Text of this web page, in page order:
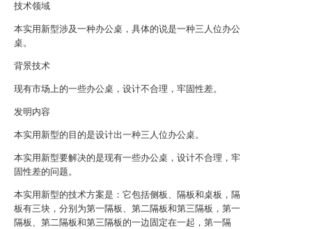
技术领域
本实用新型涉及一种办公桌，具体的说是一种三人位办公
桌。
背景技术
现有市场上的一些办公桌，设计不合理，牢固性差。
发明内容
本实用新型的目的是设计出一种三人位办公桌。
本实用新型要解决的是现有一些办公桌，设计不合理，牢
固性差的问题。
本实用新型的技术方案是：它包括侧板、隔板和桌板，隔
板有三块，分别为第一隔板、第二隔板和第三隔板，第一
隔板、第二隔板和第三隔板的一边固定在一起，第一隔